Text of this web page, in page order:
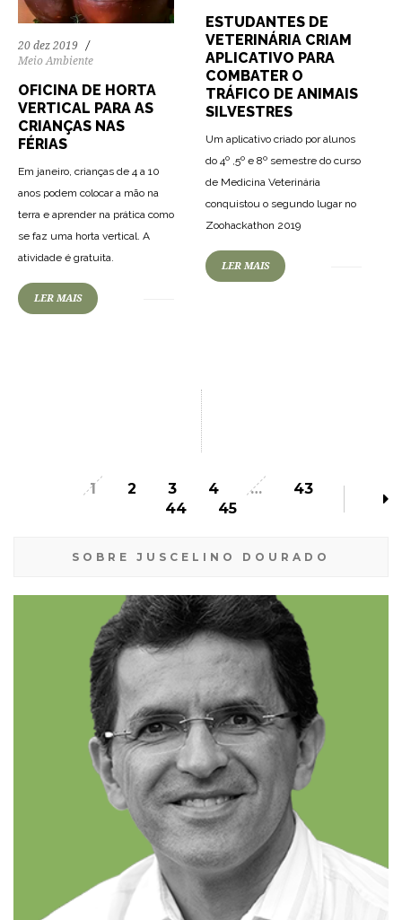
ESTUDANTES DE
VETERINÁRIA CRIAM
APLICATIVO PARA
COMBATER O
TRÁFICO DE ANIMAIS
SILVESTRES
Um aplicativo criado por alunos
do 4º ,5º e 8º semestre do curso
de Medicina Veterinária
conquistou o segundo lugar no
Zoohackathon 2019
LER MAIS
20 dez 2019
Meio Ambiente
OFICINA DE HORTA
VERTICAL PARA AS
CRIANÇAS NAS
FÉRIAS
Em janeiro, crianças de 4 a 10
anos podem colocar a mão na
terra e aprender na prática como
se faz uma horta vertical. A
atividade é gratuita.
LER MAIS
1 2 3 4 …
43
44
45
SOBRE JUSCELINO DOURADO